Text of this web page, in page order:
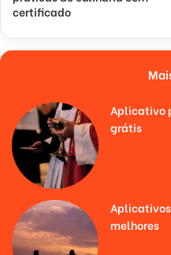
certificado
Aplicativo
grátis
melhores